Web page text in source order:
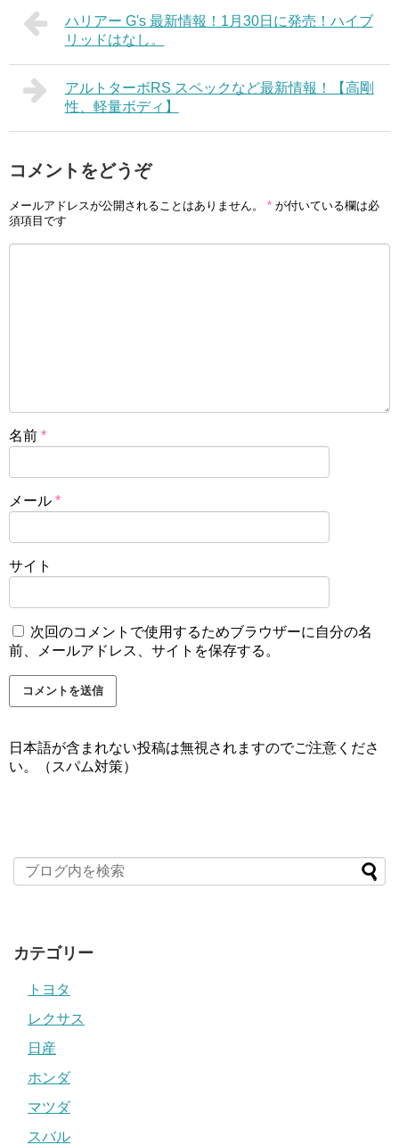
ハリアー G's 最新情報！1月30日に発売！ハイブ
リッドはなし。
アルトターボRS スペックなど最新情報！【高剛
性、軽量ボディ】
コメントをどうぞ
メールアドレスが公開されることはありません。 * が付いている欄は必
須項目です
名前 *
メール *
サイト
次回のコメントで使用するためブラウザーに自分の名
前、メールアドレス、サイトを保存する。
日本語が含まれない投稿は無視されますのでご注意くださ
い。（スパム対策）
カテゴリー
トヨタ
レクサス
日産
ホンダ
マツダ
スバル